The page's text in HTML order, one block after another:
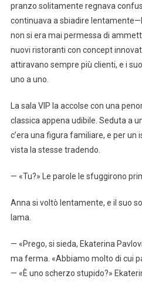
pranzo solitamente regnava
continuava a sbiadire
non si era mai permessa di
nuovi ristoranti con concept
attiravano sempre più clienti, e i
uno a uno.
La sala VIP la accolse con una
classica appena udibile. Seduta a
c’era una figura familiare, e per un
vista la stesse tradendo.
— «Tu?» Le parole le sfuggirono
Anna si voltò lentamente, e il suo
lama.
— «Prego, si sieda, Ekaterina
ma ferma. «Abbiamo molto di cui
— «È uno scherzo stupido?»